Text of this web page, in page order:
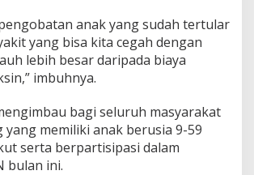
anak yang sudah tertular
yang bisa kita cegah dengan
lebih besar daripada biaya
imbuhnya.
bagi seluruh masyarakat
yang memiliki anak berusia 9-59
serta berpartisipasi dalam
bulan ini.